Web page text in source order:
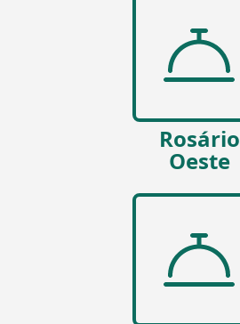
Rosário
Oeste